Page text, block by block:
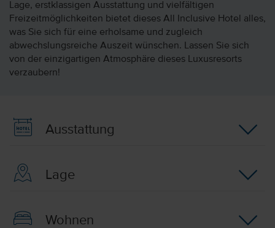
Lage, erstklassigen Ausstattung und vielfältigen
Freizeitmöglichkeiten bietet dieses All Inclusive Hotel alles,
was Sie sich für eine erholsame und zugleich
abwechslungsreiche Auszeit wünschen. Lassen Sie sich
von der einzigartigen Atmosphäre dieses Luxusresorts
verzaubern!
Ausstattung
Lage
Wohnen